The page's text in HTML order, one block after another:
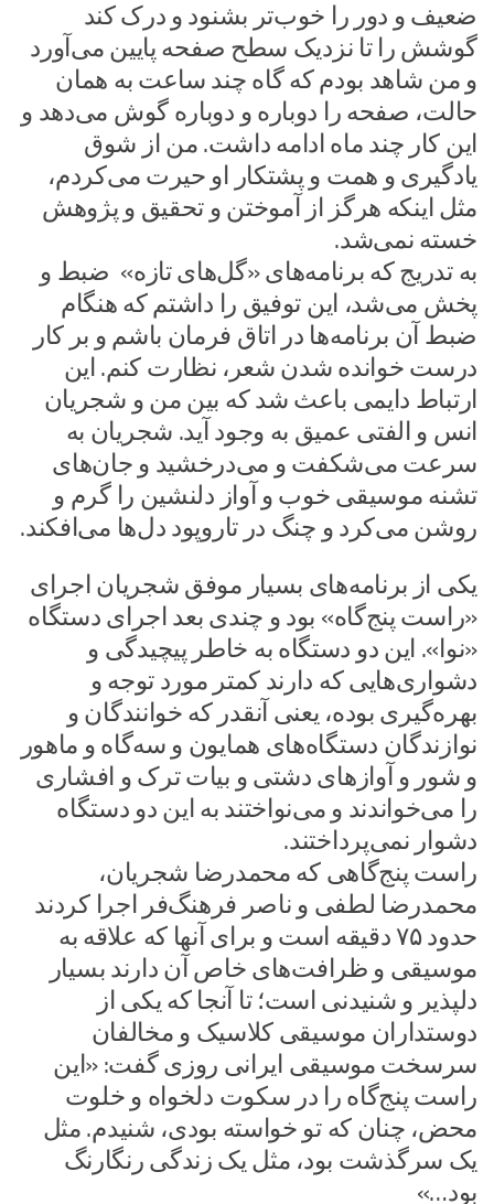
ضعیف و دور را خوب‌تر بشنود و درک کند
گوشش را تا نزدیک سطح صفحه پایین می‌آورد
و من شاهد بودم که گاه چند ساعت به همان
حالت، صفحه را دوباره و دوباره گوش می‌دهد و
این کار چند ماه ادامه داشت. من از شوق
یادگیری و همت و پشتکار او حیرت می‌کردم،
مثل اینکه هرگز از آموختن و تحقیق و پژوهش
خسته نمی‌شد.
به تدریج که برنامه‌های «گل‌های تازه» ضبط و
پخش می‌شد، این توفیق را داشتم که هنگام
ضبط آن برنامه‌ها در اتاق فرمان باشم و بر کار
درست خوانده شدن شعر، نظارت کنم. این
ارتباط دایمی باعث شد که بین من و شجریان
انس و الفتی عمیق به وجود آید. شجریان به
سرعت می‌شکفت و می‌درخشید و جان‌های
تشنه موسیقی خوب و آواز دلنشین را گرم و
روشن می‌کرد و چنگ در تار‌و‌پود دل‌ها می‌افکند.
یکی از برنامه‌های بسیار موفق شجریان اجرای
«راست پنج‌گاه» بود و چندی بعد اجرای دستگاه
«نوا». این دو دستگاه به خاطر پیچیدگی و
دشواری‌هایی که دارند کمتر مورد توجه و
بهره‌گیری بوده، یعنی آنقدر که خوانندگان و
نوازندگان دستگاه‌های همایون و سه‌گاه و ماهور
و شور و آواز‌های دشتی و بیات ترک و افشاری
را می‌خواندند و می‌نواختند به این دو دستگاه
دشوار نمی‌پرداختند.
راست پنج‌گاهی که محمد‌رضا شجریان،
محمد‌رضا لطفی و ناصر فرهنگ‌فر اجرا کردند
حدود ۷۵ دقیقه است و برای آنها که علاقه به
موسیقی و ظرافت‌های خاص آن دارند بسیار
دلپذیر و شنیدنی است؛ تا آنجا که یکی از
دوستداران موسیقی کلاسیک و مخالفان
سرسخت موسیقی ایرانی روزی گفت: «این
راست پنج‌گاه را در سکوت دلخواه و خلوت
محض، چنان که تو خواسته بودی، شنیدم. مثل
یک سرگذشت بود، مثل یک زندگی رنگارنگ
بود…»